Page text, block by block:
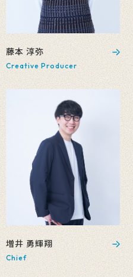
藤本 淳弥
Creative Producer
増井 勇輝翔
Chief